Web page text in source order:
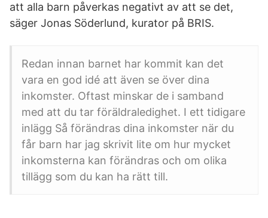
att alla barn påverkas negativt av att se det,
säger Jonas Söderlund, kurator på BRIS.
Redan innan barnet har kommit kan det
vara en god idé att även se över dina
inkomster. Oftast minskar de i samband
med att du tar föräldraledighet. I ett tidigare
inlägg Så förändras dina inkomster när du
får barn har jag skrivit lite om hur mycket
inkomsterna kan förändras och om olika
tillägg som du kan ha rätt till.